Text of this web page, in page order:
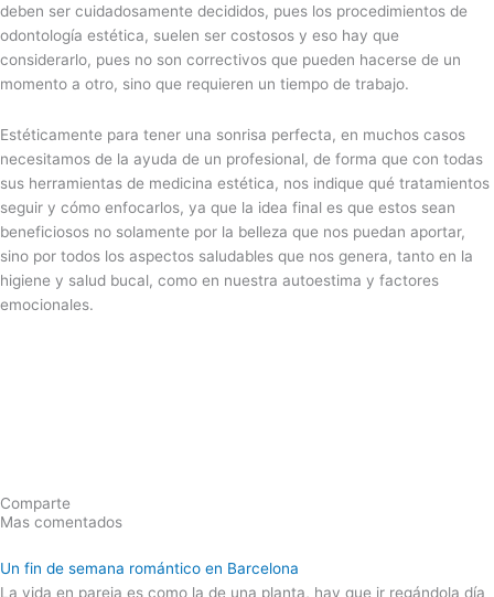
deben ser cuidadosamente decididos, pues los procedimientos de
odontología estética, suelen ser costosos y eso hay que
considerarlo, pues no son correctivos que pueden hacerse de un
momento a otro, sino que requieren un tiempo de trabajo.
Estéticamente para tener una sonrisa perfecta, en muchos casos
necesitamos de la ayuda de un profesional, de forma que con todas
sus herramientas de medicina estética, nos indique qué tratamientos
seguir y cómo enfocarlos, ya que la idea final es que estos sean
beneficiosos no solamente por la belleza que nos puedan aportar,
sino por todos los aspectos saludables que nos genera, tanto en la
higiene y salud bucal, como en nuestra autoestima y factores
emocionales.
Comparte
Mas comentados
Un fin de semana romántico en Barcelona
La vida en pareja es como la de una planta, hay que ir regándola día